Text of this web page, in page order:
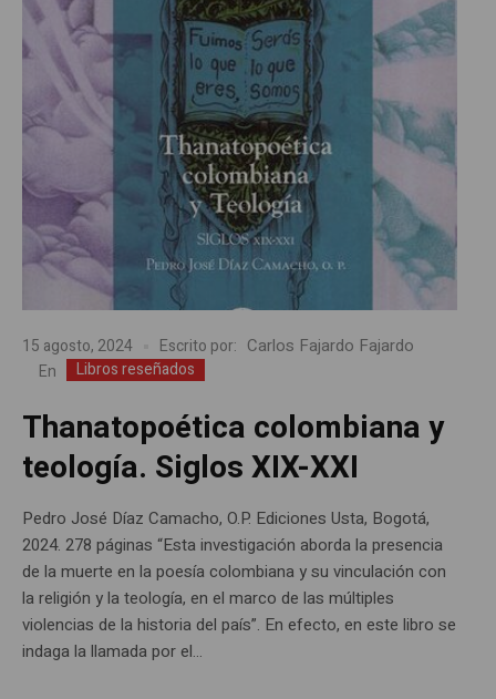
15 agosto, 2024 Escrito por: Carlos Fajardo Fajardo
En Libros reseñados
Thanatopoética colombiana y
teología. Siglos XIX-XXI
Pedro José Díaz Camacho, O.P. Ediciones Usta, Bogotá,
2024. 278 páginas “Esta investigación aborda la presencia
de la muerte en la poesía colombiana y su vinculación con
la religión y la teología, en el marco de las múltiples
violencias de la historia del país”. En efecto, en este libro se
indaga la llamada por el...